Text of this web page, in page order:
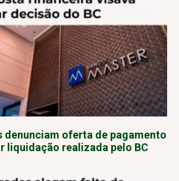
denunciam oferta de pagamento
liquidação realizada pelo BC